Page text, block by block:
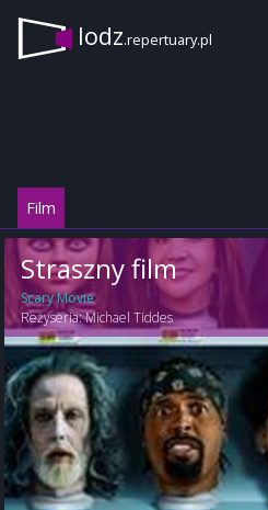
lodz.repertuary.pl
Film
Straszny film
Scary Movie
Reżyseria:Michael Tiddes